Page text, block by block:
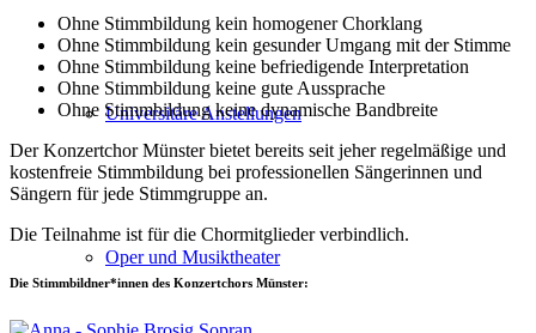
Universitäre Anstellungen
Oper und Musiktheater
Ohne Stimmbildung kein homogener Chorklang
Ohne Stimmbildung kein gesunder Umgang mit der Stimme
Ohne Stimmbildung keine befriedigende Interpretation
Ohne Stimmbildung keine gute Aussprache
Ohne Stimmbildung keine dynamische Bandbreite
Der Konzertchor Münster bietet bereits seit jeher regelmäßige und
kostenfreie Stimmbildung bei professionellen Sängerinnen und
Sängern für jede Stimmgruppe an.
Die Teilnahme ist für die Chormitglieder verbindlich.
Die Stimmbildner*innen des Konzertchors Münster: